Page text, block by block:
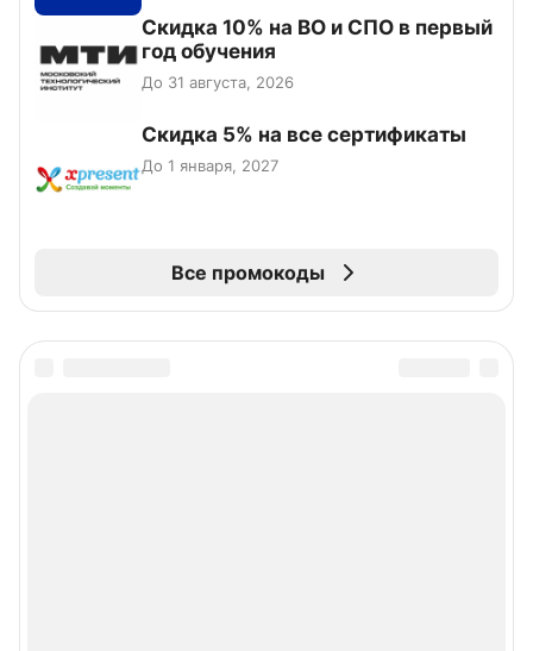
Скидка 10% на ВО и СПО в первый
год обучения
До 31 августа, 2026
Скидка 5% на все сертификаты
До 1 января, 2027
Все промокоды